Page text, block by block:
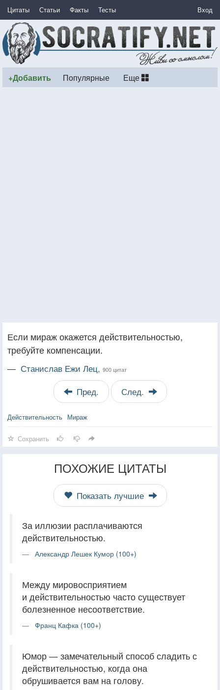
Цитаты Статьи Факты Тесты Вход
+Добавить Популярные Еще
Если мираж окажется действительностью,
требуйте компенсации.
— Станислав Ежи Лец, 900 цитат
Пред. След.
Действительность Мираж
Сохранить
ПОХОЖИЕ ЦИТАТЫ
Показать лучшие
За иллюзии расплачиваются
действительностью.
Александр Лешек Кумор (100+)
Между мировосприятием
и действительностью часто существует
болезненное несоответствие.
Франц Кафка (100+)
Юмор — замечательный способ сладить с
действительностью, когда она
обрушивается вам на голову.